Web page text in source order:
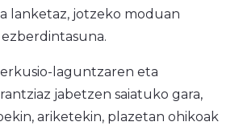
lanketaz, jotzeko moduan
laguntzaren eta
jabetzen saiatuko gara,
ariketekin, plazetan ohikoak